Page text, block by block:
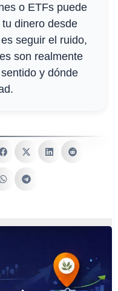
o ETFs puede
dinero desde
seguir el ruido,
son realmente
y dónde